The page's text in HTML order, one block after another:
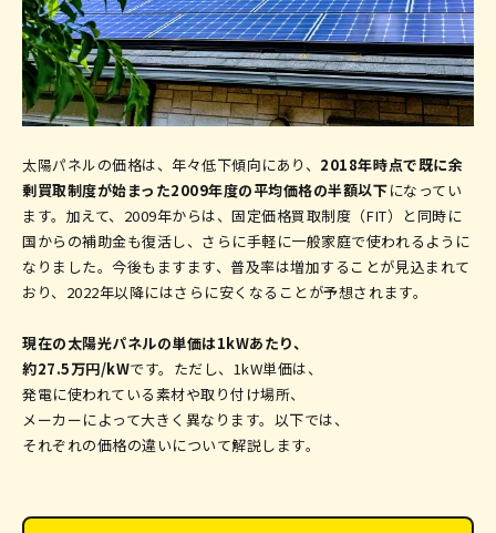
太陽パネルの価格は、年々低下傾向にあり、 2018年時点で既に余
剰買取制度が始まった2009年度の平均価格の半額以下になってい
ます。加えて、2009年からは、固定価格買取制度（FIT）と同時に
国からの補助金も復活し、さらに手軽に一般家庭で使われるように
なりました。今後もますます、普及率は増加することが見込まれて
おり、2022年以降にはさらに安くなることが予想されます。
現在の太陽光パネルの単価は1kWあたり、
約27.5万円/kWです。ただし、 1kW単価は、
発電に使われている素材や取り付け場所、
メーカーによって大きく異なります。以下では、
それぞれの価格の違いについて解説します。